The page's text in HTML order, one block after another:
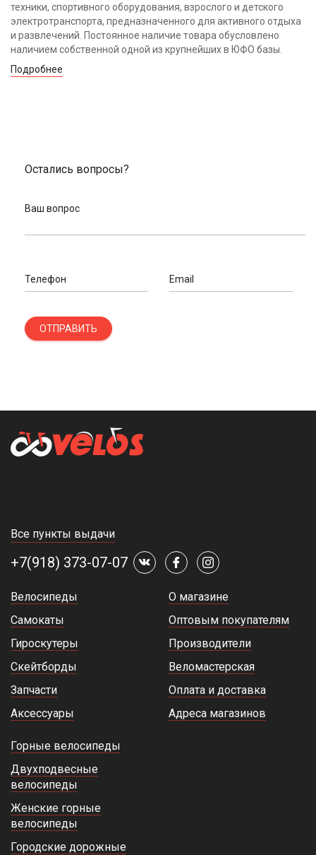
техники, спортивного оборудования, взрослого и детского
электротранспорта, предназначенного для активного отдыха
и развлечений. Постоянное наличие товара обусловлено
наличием собственной одной из крупнейших в ЮФО базы.
Подробнее
Остались вопросы?
Ваш вопрос
Телефон Email
ОТПРАВИТЬ
Все пункты выдачи
+7(918) 373-07-07
Велосипеды
Самокаты
Гироскутеры
Скейтборды
Запчасти
Аксессуары
О магазине
Оптовым покупателям
Производители
Веломастерская
Оплата и доставка
Адреса магазинов
Горные велосипеды
Двухподвесные
велосипеды
Женские горные
велосипеды
Городские дорожные